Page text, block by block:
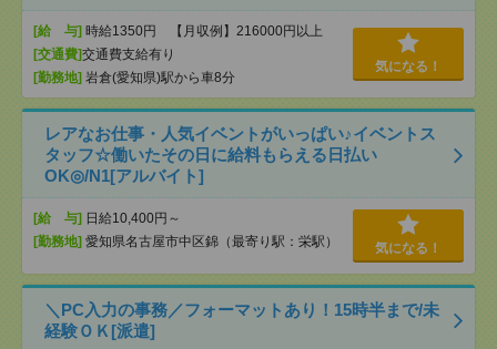
[給 与] 時給1350円 【月収例】216000円以上
[交通費]交通費支給有り
[勤務地] 岩倉(愛知県)駅から車8分
気になる！
レアなお仕事・人気イベントがいっぱい♪イベントス
タッフ☆働いたその日に給料もらえる日払い
OK◎/N1[アルバイト]
[給 与] 日給10,400円～
[勤務地] 愛知県名古屋市中区錦（最寄り駅：栄駅） 気になる！
＼PC入力の事務／フォーマットあり！15時半まで/未
経験ＯＫ[派遣]